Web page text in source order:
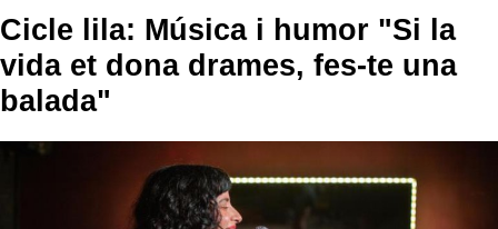
Cicle lila: Música i humor "Si la
vida et dona drames, fes-te una
balada"